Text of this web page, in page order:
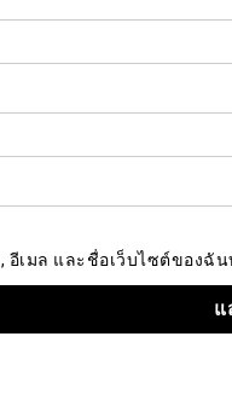
อีเมล และชื่อเว็บไซต์ของฉั